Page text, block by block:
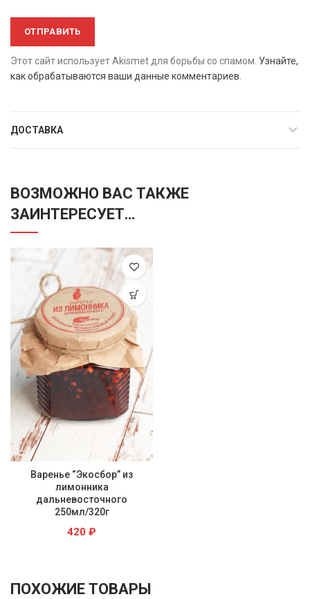
Этот сайт использует Akismet для борьбы со спамом. Узнайте,
как обрабатываются ваши данные комментариев
ДОСТАВКА
ВОЗМОЖНО ВАС ТАКЖЕ
ЗАИНТЕРЕСУЕТ…
Варенье “Экосбор” из
лимонника
дальневосточного
250мл/320г
420 ₽
ПОХОЖИЕ ТОВАРЫ